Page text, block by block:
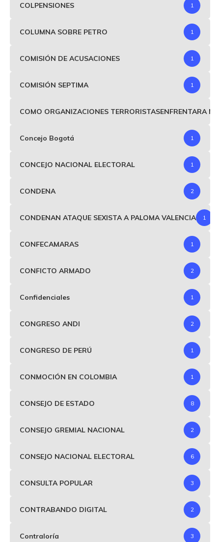
COLPENSIONES 1
COLUMNA SOBRE PETRO 1
COMISIÓN DE ACUSACIONES 1
COMISIÓN SEPTIMA 1
COMO ORGANIZACIONES TERRORISTASENFRENTARA
Concejo Bogotá 1
CONCEJO NACIONAL ELECTORAL 1
CONDENA 2
CONDENAN ATAQUE SEXISTA A PALOMA VALENCIA 1
CONFECAMARAS 1
CONFICTO ARMADO 2
Confidenciales 1
CONGRESO ANDI 2
CONGRESO DE PERÚ 1
CONMOCIÓN EN COLOMBIA 1
CONSEJO DE ESTADO 8
CONSEJO GREMIAL NACIONAL 2
CONSEJO NACIONAL ELECTORAL 6
CONSULTA POPULAR 3
CONTRABANDO DIGITAL 2
Contraloría 3